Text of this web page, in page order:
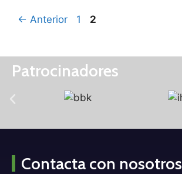
← Anterior 1 2
Patrocinadores
Contacta con nosotros